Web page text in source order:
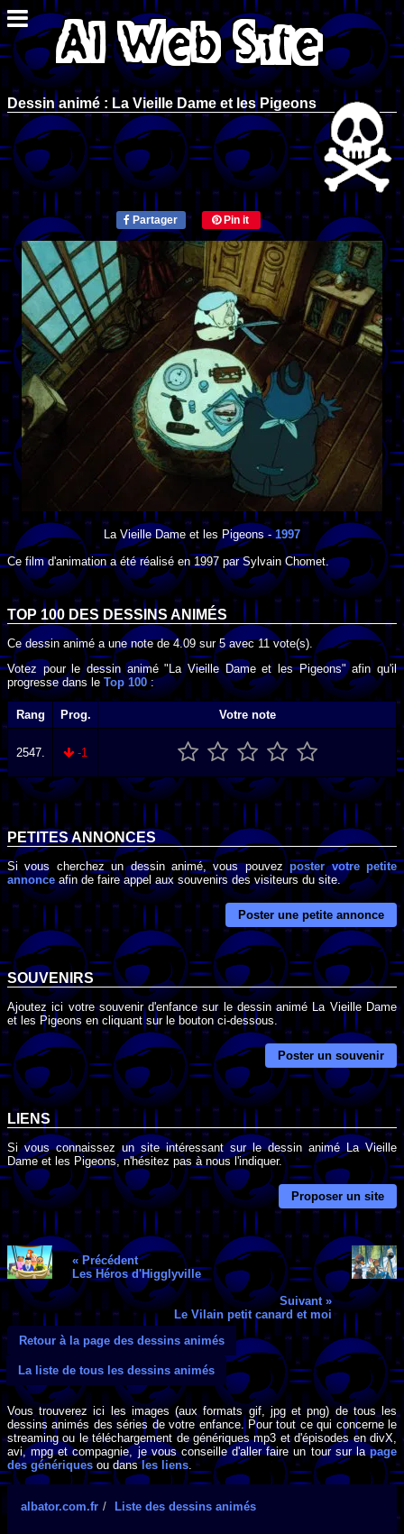
Dessin animé : La Vieille Dame et les Pigeons
Partager Pin it
La Vieille Dame et les Pigeons -1997
Ce film d'animation a été réalisé en 1997 parSylvain Chomet.
TOP 100 DES DESSINS ANIMÉS
Ce dessin animé a une note de4.09 sur5 avec11vote(s).
Votez pour le dessin animé "La Vieille Dame et les Pigeons" afin qu'il
progresse dans le Top 100:
Rang Prog. Votre note
2547. -1
PETITES ANNONCES
Si vous cherchez un dessin animé, vous pouvezposter votre petite
annonceafin de faire appel aux souvenirs des visiteurs du site.
Poster une petite annonce
SOUVENIRS
Ajoutez ici votre souvenir d'enfance sur le dessin animé La Vieille Dame
et les Pigeons en cliquant sur le bouton ci-dessous.
Poster un souvenir
LIENS
Si vous connaissez un site intéressant sur le dessin animé La Vieille
Dame et les Pigeons, n'hésitez pas à nous l'indiquer.
Proposer un site
« Précédent
Les Héros d'Higglyville
Suivant »
Le Vilain petit canard et moi
Retour à la page des dessins animés
La liste de tous les dessins animés
Vous trouverez ici les images (aux formats gif, jpg et png) de tous les
dessins animés des séries de votre enfance. Pour tout ce qui concerne le
streaming ou le téléchargement de génériques mp3 et d'épisodes en divX,
avi, mpg et compagnie, je vous conseille d'aller faire un tour sur lapage
des génériques ou dansles liens.
albator.com.fr Liste des dessins animés